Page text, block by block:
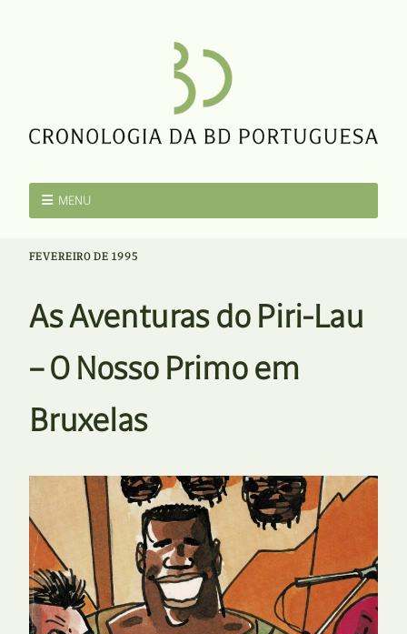
MENU
FEVEREIRO DE 1995
As Aventuras do Piri-Lau
– O Nosso Primo em
Bruxelas